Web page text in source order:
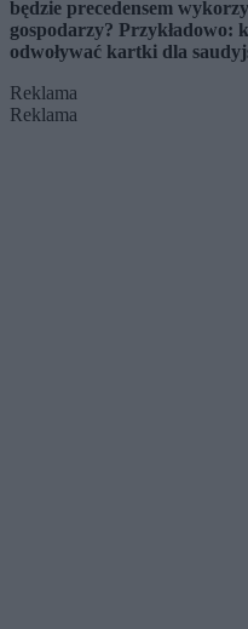
będzie precedensem
gospodarzy? Przykładowo:
odwoływać kartki dla
Reklama
Reklama